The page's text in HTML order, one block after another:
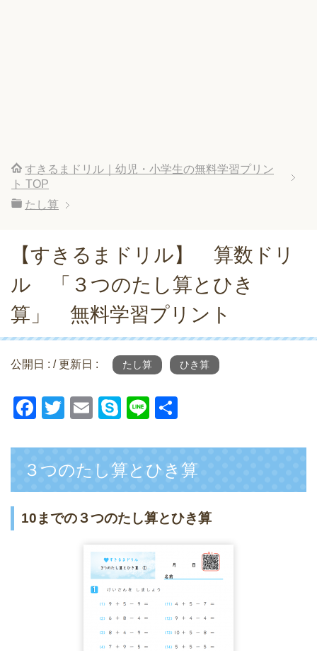
すきるまドリル｜幼児・小学生の無料学習プリン
ト TOP
たし算
【すきるまドリル】 算数ドリ
ル 「３つのたし算とひき
算」 無料学習プリント
公開日 : / 更新日 : たし算 ひき算
F
c
e
b
o
T
tt
er
E
ail
S
p
e
Li
e
３つのたし算とひき算
10までの３つのたし算とひき算